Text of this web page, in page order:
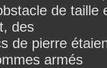
de taille
des
de pierre
armés